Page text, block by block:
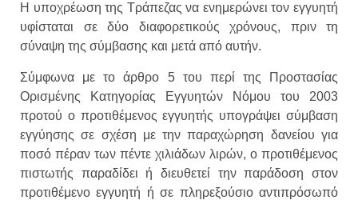
Η υποχρέωση της Τράπεζας να ενημερώνει τον εγγυητή
υφίσταται σε δύο διαφορετικούς χρόνους, πριν τη
σύναψη της σύμβασης και μετά από αυτήν.
Σύμφωνα με το άρθρο 5 του περί της Προστασίας
Ορισμένης Κατηγορίας Εγγυητών Νόμου του 2003
προτού ο προτιθέμενος εγγυητής υπογράψει σύμβαση
εγγύησης σε σχέση με την παραχώρηση δανείου για
ποσό πέραν των πέντε χιλιάδων λιρών, ο προτιθέμενος
πιστωτής παραδίδει ή διευθετεί την παράδοση στον
προτιθέμενο εγγυητή ή σε πληρεξούσιο αντιπρόσωπό